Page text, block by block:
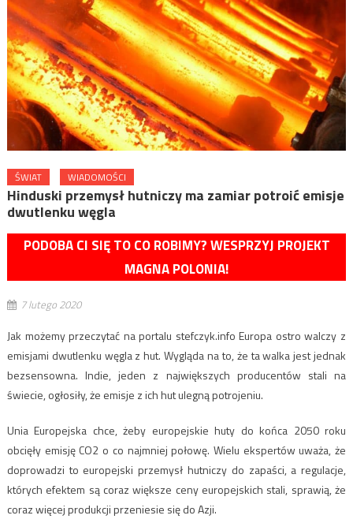
ŚWIAT WIADOMOŚCI
Hinduski przemysł hutniczy ma zamiar potroić emisje
dwutlenku węgla
PODOBA CI SIĘ TO CO ROBIMY? WESPRZYJ PROJEKT
MAGNA POLONIA!
7 lutego 2020
Jak możemy przeczytać na portalu stefczyk.info Europa ostro walczy z
emisjami dwutlenku węgla z hut. Wygląda na to, że ta walka jest jednak
bezsensowna. Indie, jeden z największych producentów stali na
świecie, ogłosiły, że emisje z ich hut ulegną potrojeniu.
Unia Europejska chce, żeby europejskie huty do końca 2050 roku
obcięły emisję CO2 o co najmniej połowę. Wielu ekspertów uważa, że
doprowadzi to europejski przemysł hutniczy do zapaści, a regulacje,
których efektem są coraz większe ceny europejskich stali, sprawią, że
coraz więcej produkcji przeniesie się do Azji.